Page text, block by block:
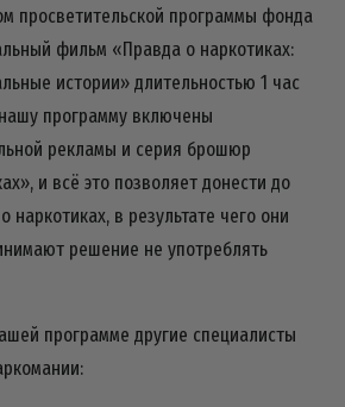
просветительской программы фонда
фильм «Правда о наркотиках:
истории» длительностью 1 час
программу включены
рекламы и серия брошюр
и всё это позволяет донести до
в результате чего они
решение не употреблять
программе другие специалисты